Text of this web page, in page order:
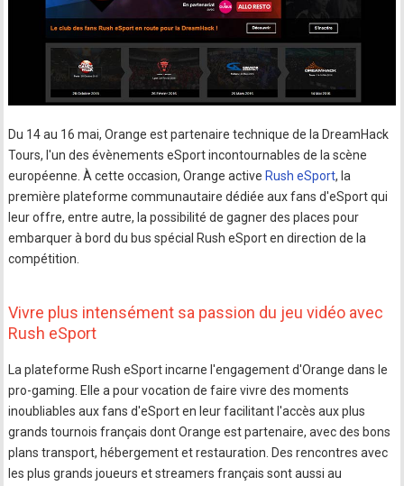
Du 14 au 16 mai, Orange est partenaire technique de la DreamHack
Tours, l'un des évènements eSport incontournables de la scène
européenne. À cette occasion, Orange active Rush eSport, la
première plateforme communautaire dédiée aux fans d'eSport qui
leur offre, entre autre, la possibilité de gagner des places pour
embarquer à bord du bus spécial Rush eSport en direction de la
compétition.
Vivre plus intensément sa passion du jeu vidéo avec
Rush eSport
La plateforme Rush eSport incarne l'engagement d'Orange dans le
pro-gaming. Elle a pour vocation de faire vivre des moments
inoubliables aux fans d'eSport en leur facilitant l'accès aux plus
grands tournois français dont Orange est partenaire, avec des bons
plans transport, hébergement et restauration. Des rencontres avec
les plus grands joueurs et streamers français sont aussi au